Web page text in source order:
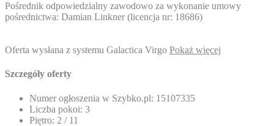
Pośrednik odpowiedzialny zawodowo za wykonanie umowy
pośrednictwa: Damian Linkner (licencja nr: 18686)
Oferta wysłana z systemu Galactica Virgo Pokaż więcej
Szczegóły oferty
Numer ogłoszenia w Szybko.pl: 15107335
Liczba pokoi: 3
Piętro: 2 / 11